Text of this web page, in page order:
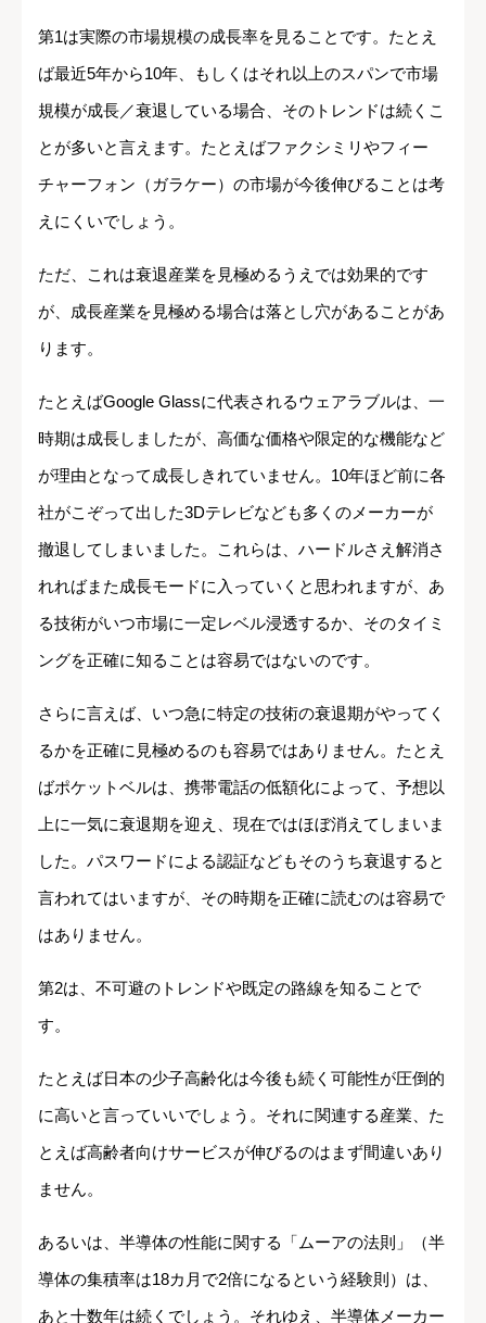
第1は実際の市場規模の成長率を見ることです。たとえ
ば最近5年から10年、もしくはそれ以上のスパンで市場
規模が成長／衰退している場合、そのトレンドは続くこ
とが多いと言えます。たとえばファクシミリやフィー
チャーフォン（ガラケー）の市場が今後伸びることは考
えにくいでしょう。
ただ、これは衰退産業を見極めるうえでは効果的です
が、成長産業を見極める場合は落とし穴があることがあ
ります。
たとえばGoogle Glassに代表されるウェアラブルは、一
時期は成長しましたが、高価な価格や限定的な機能など
が理由となって成長しきれていません。10年ほど前に各
社がこぞって出した3Dテレビなども多くのメーカーが
撤退してしまいました。これらは、ハードルさえ解消さ
れればまた成長モードに入っていくと思われますが、あ
る技術がいつ市場に一定レベル浸透するか、そのタイミ
ングを正確に知ることは容易ではないのです。
さらに言えば、いつ急に特定の技術の衰退期がやってく
るかを正確に見極めるのも容易ではありません。たとえ
ばポケットベルは、携帯電話の低額化によって、予想以
上に一気に衰退期を迎え、現在ではほぼ消えてしまいま
した。パスワードによる認証などもそのうち衰退すると
言われてはいますが、その時期を正確に読むのは容易で
はありません。
第2は、不可避のトレンドや既定の路線を知ることで
す。
たとえば日本の少子高齢化は今後も続く可能性が圧倒的
に高いと言っていいでしょう。それに関連する産業、た
とえば高齢者向けサービスが伸びるのはまず間違いあり
ません。
あるいは、半導体の性能に関する「ムーアの法則」（半
導体の集積率は18カ月で2倍になるという経験則）は、
あと十数年は続くでしょう。それゆえ、半導体メーカー